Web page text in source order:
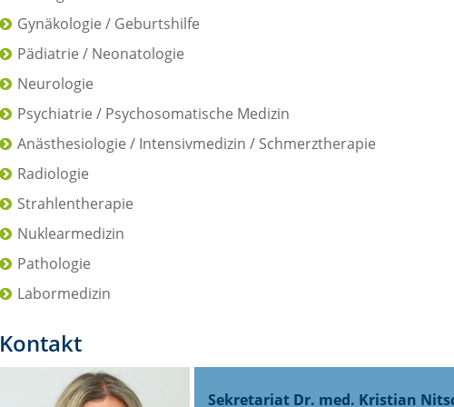
Gynäkologie / Geburtshilfe
Pädiatrie / Neonatologie
Neurologie
Psychiatrie / Psychosomatische Medizin
Anästhesiologie / Intensivmedizin / Schmerztherapie
Radiologie
Strahlentherapie
Nuklearmedizin
Pathologie
Labormedizin
Kontakt
Sekretariat Dr. med. Kristian